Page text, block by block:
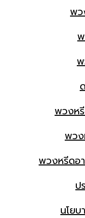
พว
พวงหรี
พวง
พวงหรีดอ
ป
นโยบ